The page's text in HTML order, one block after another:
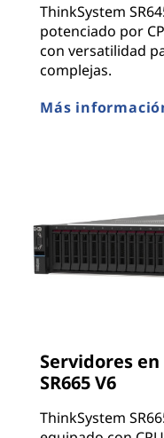
ThinkSystem
potenciado por
con versatilidad
complejas.
Más
Servidores
SR665 V6
ThinkSystem